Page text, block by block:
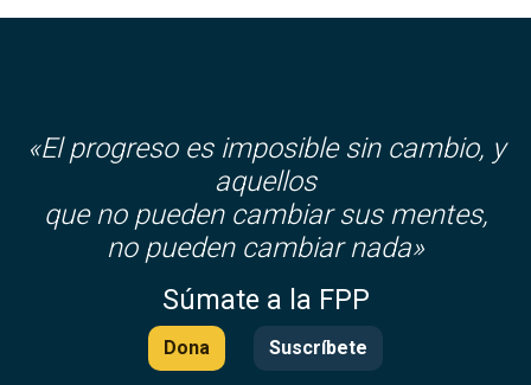
«El progreso es imposible sin cambio, y
aquellos
que no pueden cambiar sus mentes,
no pueden cambiar nada»
Súmate a la FPP
Dona Suscríbete